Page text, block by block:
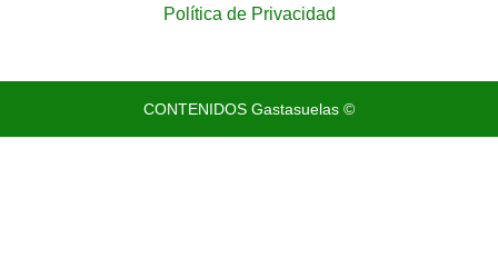
Política de Privacidad
CONTENIDOS Gastasuelas ©